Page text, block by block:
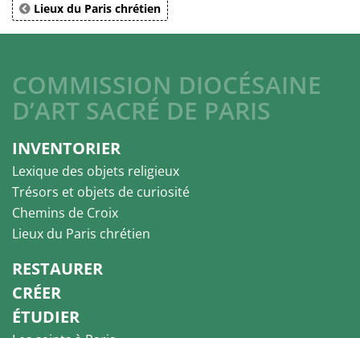
Lieux du Paris chrétien
COMMISSION DIOCÉSAINE
D’ART SACRÉ DE PARIS
INVENTORIER
Lexique des objets religieux
Trésors et objets de curiosité
Chemins de Croix
Lieux du Paris chrétien
RESTAURER
CRÉER
ÉTUDIER